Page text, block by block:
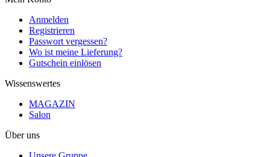
Anmelden
Registrieren
Passwort vergessen?
Wo ist meine Lieferung?
Gutschein einlösen
Wissenswertes
MAGAZIN
Salon
Über uns